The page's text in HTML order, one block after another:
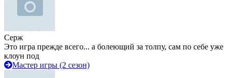
Серж
Это игра прежде всего... а болеющий за толпу, сам по себе уже
клоун под
Мастер игры (2 сезон)